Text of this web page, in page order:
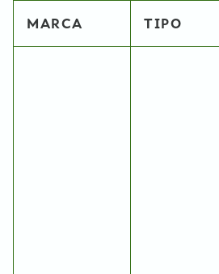
MARCA TIPO